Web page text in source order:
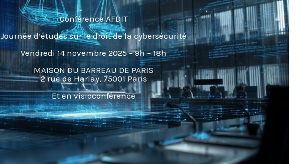
Conférence AFDIT
Journée d’études sur le droit de la cybersécurité
Vendredi 14 novembre 2025 – 9h – 18h
MAISON DU BARREAU DE PARIS
2 rue de Harlay, 75001 Paris
Et en visioconférence